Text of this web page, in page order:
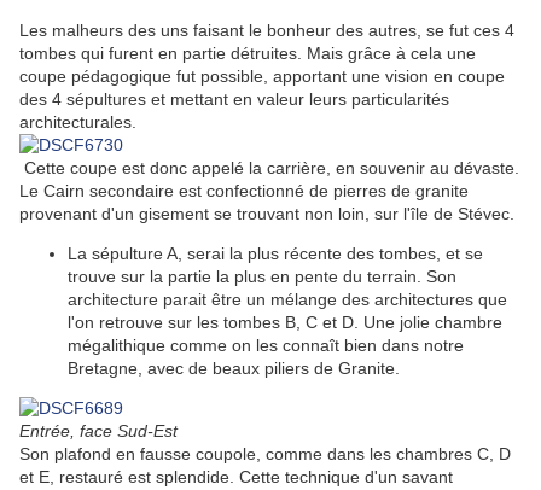
Les malheurs des uns faisant le bonheur des autres, se fut ces 4
tombes qui furent en partie détruites. Mais grâce à cela une
coupe pédagogique fut possible, apportant une vision en coupe
des 4 sépultures et mettant en valeur leurs particularités
architecturales.
Cette coupe est donc appelé la carrière, en souvenir au dévaste.
Le Cairn secondaire est confectionné de pierres de granite
provenant d'un gisement se trouvant non loin, sur l'île de Stévec.
La sépulture A, serai la plus récente des tombes, et se
trouve sur la partie la plus en pente du terrain. Son
architecture parait être un mélange des architectures que
l'on retrouve sur les tombes B, C et D. Une jolie chambre
mégalithique comme on les connaît bien dans notre
Bretagne, avec de beaux piliers de Granite.
Entrée, face Sud-Est
Son plafond en fausse coupole, comme dans les chambres C, D
et E, restauré est splendide. Cette technique d'un savant